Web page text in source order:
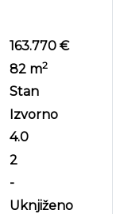
163.770 €
82 m2
Stan
Izvorno
4.0
2
-
Uknjiženo